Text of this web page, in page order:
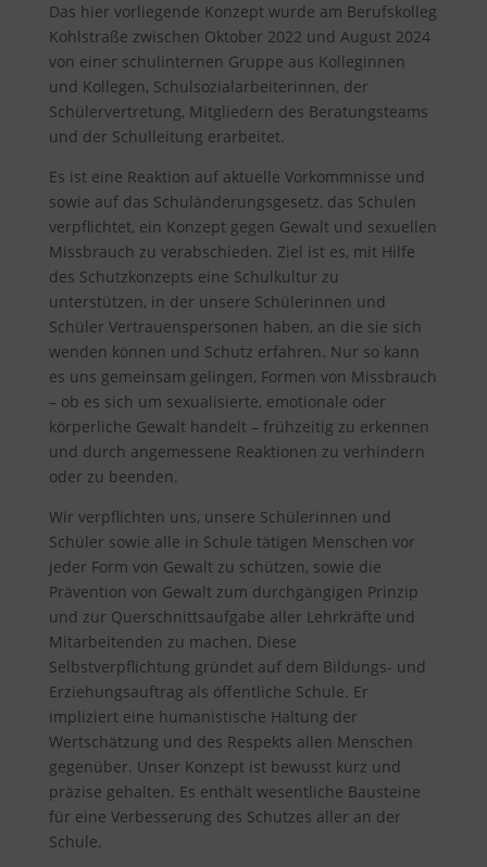
Das hier vorliegende Konzept wurde am Berufskolleg
Kohlstraße zwischen Oktober 2022 und August 2024
von einer schulinternen Gruppe aus Kolleginnen
und Kollegen, Schulsozialarbeiterinnen, der
Schülervertretung, Mitgliedern des Beratungsteams
und der Schulleitung erarbeitet.
Es ist eine Reaktion auf aktuelle Vorkommnisse und
sowie auf das Schuländerungsgesetz, das Schulen
verpflichtet, ein Konzept gegen Gewalt und sexuellen
Missbrauch zu verabschieden. Ziel ist es, mit Hilfe
des Schutzkonzepts eine Schulkultur zu
unterstützen, in der unsere Schülerinnen und
Schüler Vertrauenspersonen haben, an die sie sich
wenden können und Schutz erfahren. Nur so kann
es uns gemeinsam gelingen, Formen von Missbrauch
– ob es sich um sexualisierte, emotionale oder
körperliche Gewalt handelt – frühzeitig zu erkennen
und durch angemessene Reaktionen zu verhindern
oder zu beenden.
Wir verpflichten uns, unsere Schülerinnen und
Schüler sowie alle in Schule tätigen Menschen vor
jeder Form von Gewalt zu schützen, sowie die
Prävention von Gewalt zum durchgängigen Prinzip
und zur Querschnittsaufgabe aller Lehrkräfte und
Mitarbeitenden zu machen. Diese
Selbstverpflichtung gründet auf dem Bildungs- und
Erziehungsauftrag als öffentliche Schule. Er
impliziert eine humanistische Haltung der
Wertschätzung und des Respekts allen Menschen
gegenüber. Unser Konzept ist bewusst kurz und
präzise gehalten. Es enthält wesentliche Bausteine
für eine Verbesserung des Schutzes aller an der
Schule.